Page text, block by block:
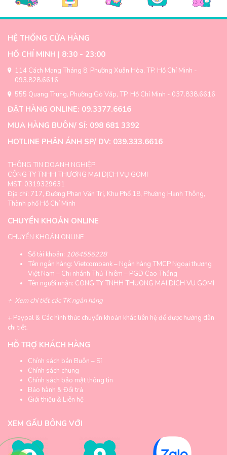
biến
Các
tùy
chọn
có
chọn
trên
sản
phẩm
biến
có
chọn
HỆ THỐNG CỬA HÀNG
HỒ CHÍ MINH | 8:30 - 23:00
114 Cách Mạng Tháng 8, Phường Xuân Hòa, TP. Hồ Chí Minh -
093.828.6616
555 Quang Trung, Phường Gò Vấp, TP. Hồ Chí Minh - 037.838.6616
ĐẶT HÀNG ONLINE: 09.3377.6616
MUA HÀNG BUÔN/ SỈ: 098 681 3392
HOTLINE PHẢN ÁNH SP/ DV: 039.333.6616
THÔNG TIN DOANH NGHIỆP:
CÔNG TY TNHH THƯƠNG MẠI DỊCH VỤ GOMI
MST: 0319329631
Địa chỉ: 717, Đường Phan Văn Trị, Khu Phố 18, Phường Hạnh Thông,
Thành phố Hồ Chí Minh
CHUYỂN KHOẢN ONLINE
CHUYỂN KHOẢN ONLINE
Số tài khoản: 1064556228
Tên ngân hàng: Vietcombank – Ngân hàng TMCP Ngoại thương
Việt Nam – Chi nhánh Thủ Thiêm – PGD Cao Thắng
Tên người nhận: CONG TY TNHH THUONG MAI DICH VU GOMI
+ Xem chi tiết các TK ngân hàng
+ Paypal & Các hình thức chuyển khoản khác liên hệ để được hướng dẫn
chi tiết.
HỖ TRỢ KHÁCH HÀNG
Chính sách bán Buôn – Sỉ
Chính sách chung
Chính sách bảo mật thông tin
Bảo hành & Đổi trả
Giới thiệu & Liên hệ
XEM GẤU BÔNG VỚI